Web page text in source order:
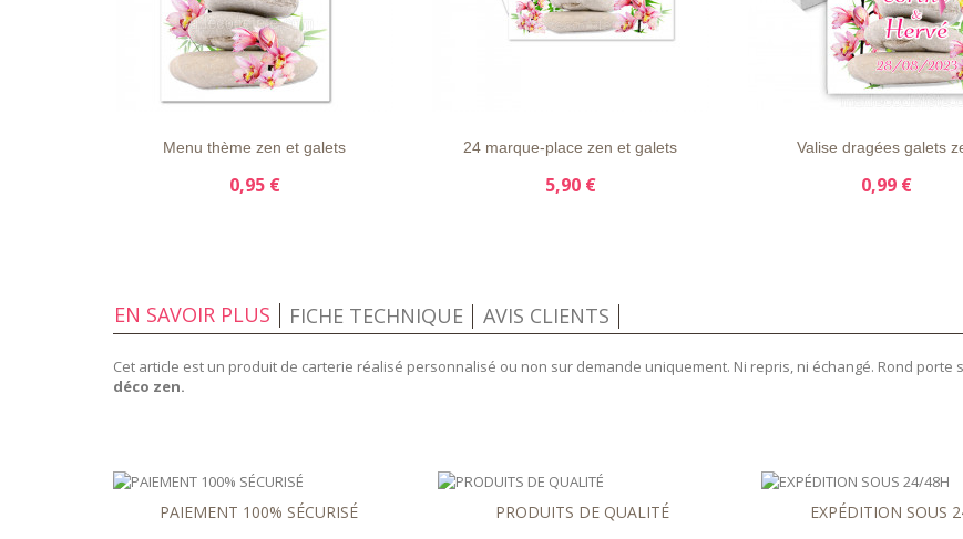
LISTE
D'ENVIE
APERÇU
RAPIDE
Menu thème zen et galets
0,95 €
24 marque-place zen et galets
5,90 €
APERÇU
RAPIDE
Valise dragées galets
0,99 €
EN SAVOIR PLUS FICHE TECHNIQUE AVIS CLIENTS
Cet article est un produit de carterie réalisé personnalisé ou non sur demande uniquement. Ni repris, ni échangé. Rond
déco zen.
PAIEMENT 100% SÉCURISÉ PRODUITS DE QUALITÉ EXPÉDITION SOUS